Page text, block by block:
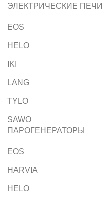
ЭЛЕКТРИЧЕСКИЕ ПЕЧИ
EOS
HELO
IKI
LANG
TYLO
SAWO
ПАРОГЕНЕРАТОРЫ
EOS
HARVIA
HELO